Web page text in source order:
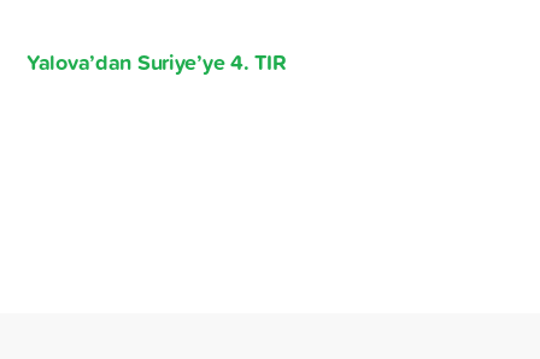
Yalova’dan Suriye’ye 4. TIR